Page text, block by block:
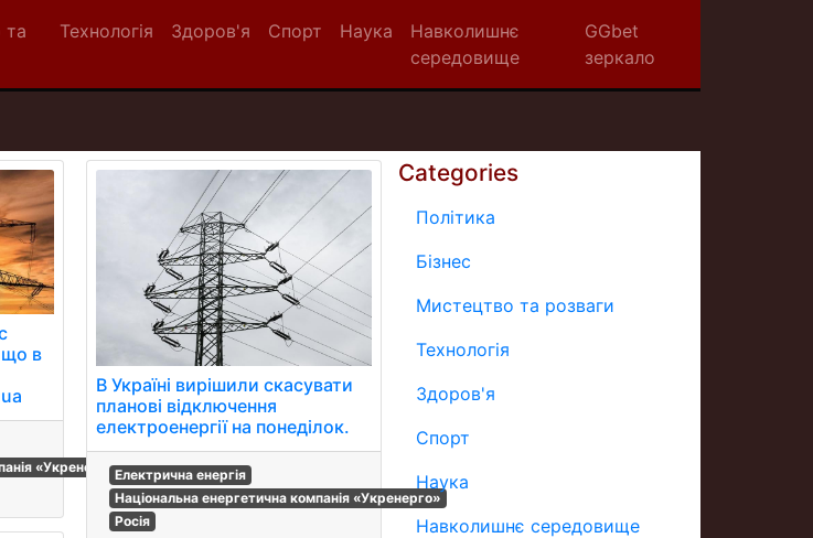
та
Технологія Здоров'я Спорт Наука
Навколишнє
середовище
GGbet
зеркало
що в
«Укренерго»
В Україні вирішили скасувати
планові відключення
електроенергії на понеділок.
Електрична енергія
Національна енергетична компанія «Укренерго»
Росія
Categories
Політика
Бізнес
Мистецтво та розваги
Технологія
Здоров'я
Спорт
Наука
Навколишнє середовище